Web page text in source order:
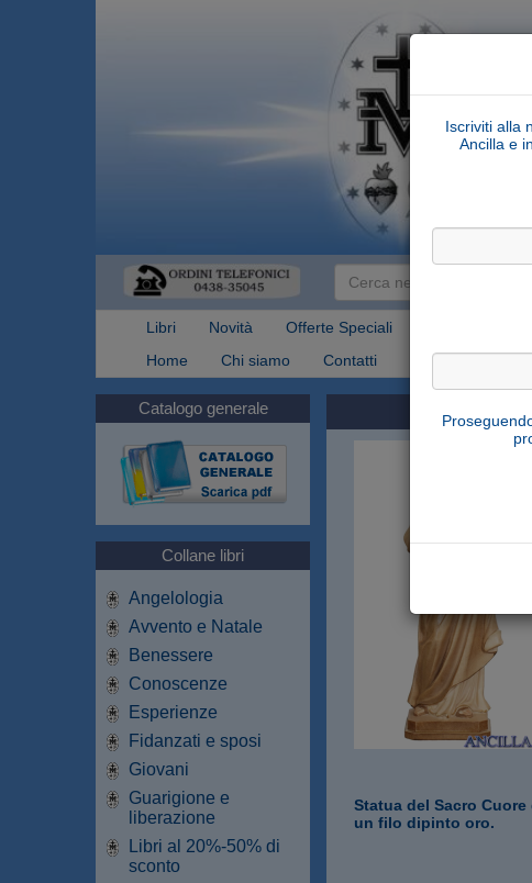
Iscriviti alla
Ancilla e
Libri Novità Offerte Speciali
Home
Chi siamo Contatti Spedizioni
Catalogo generale
Collane libri
Angelologia
Avvento e Natale
Benessere
Conoscenze
Esperienze
Fidanzati e sposi
Giovani
Guarigione e
liberazione
Libri al 20%-50% di
sconto
Statua del Sacro
un filo dipinto oro.